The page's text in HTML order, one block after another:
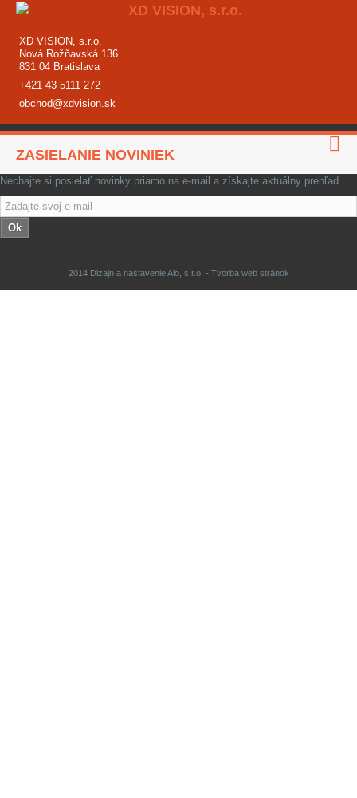
2014 Dizajn a nastavenie Aio, s.r.o. - Tvorba web stránok
XD VISION, s.r.o.
Nová Rožňavská 136
831 04 Bratislava
+421 43 5111 272
obchod@xdvision.sk
ZASIELANIE NOVINIEK
Nechajte si posielať novinky priamo na e-mail a získajte aktuálny prehľad.
Ok